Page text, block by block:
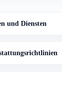
und Diensten